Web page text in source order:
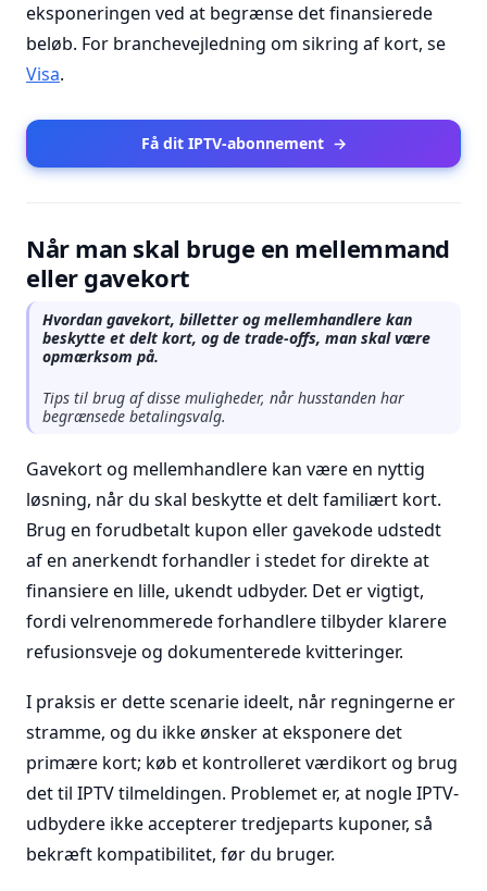
eksponeringen ved at begrænse det finansierede
beløb. For branchevejledning om sikring af kort, se
Visa.
Få dit IPTV-abonnement →
Når man skal bruge en mellemmand
eller gavekort
Hvordan gavekort, billetter og mellemhandlere kan
beskytte et delt kort, og de trade-offs, man skal være
opmærksom på.
Tips til brug af disse muligheder, når husstanden har
begrænsede betalingsvalg.
Gavekort og mellemhandlere kan være en nyttig
løsning, når du skal beskytte et delt familiært kort.
Brug en forudbetalt kupon eller gavekode udstedt
af en anerkendt forhandler i stedet for direkte at
finansiere en lille, ukendt udbyder. Det er vigtigt,
fordi velrenommerede forhandlere tilbyder klarere
refusionsveje og dokumenterede kvitteringer.
I praksis er dette scenarie ideelt, når regningerne er
stramme, og du ikke ønsker at eksponere det
primære kort; køb et kontrolleret værdikort og brug
det til IPTV tilmeldingen. Problemet er, at nogle IPTV-
udbydere ikke accepterer tredjeparts kuponer, så
bekræft kompatibilitet, før du bruger.